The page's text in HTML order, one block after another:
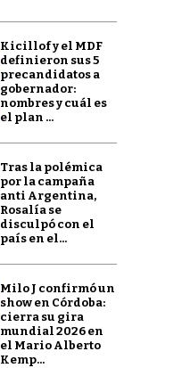
Kicillof y el MDF
definieron sus 5
precandidatos a
gobernador:
nombres y cuál es
el plan ...
Tras la polémica
por la campaña
anti Argentina,
Rosalía se
disculpó con el
país en el...
Milo J confirmó un
show en Córdoba:
cierra su gira
mundial 2026 en
el Mario Alberto
Kemp...